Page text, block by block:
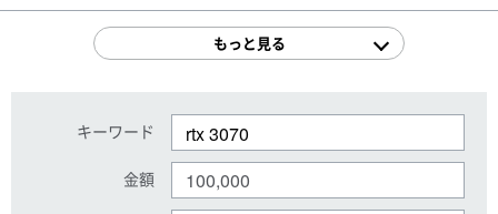
もっと見る
キーワード
金額